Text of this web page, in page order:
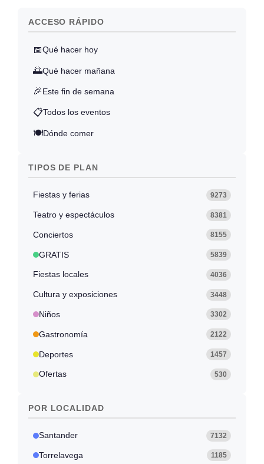
ACCESO RÁPIDO
📅Qué hacer hoy
🌅Qué hacer mañana
🎉Este fin de semana
📋Todos los eventos
🍽️Dónde comer
TIPOS DE PLAN
Fiestas y ferias 9273
Teatro y espectáculos 8381
Conciertos 8155
GRATIS 5839
Fiestas locales 4036
Cultura y exposiciones 3448
Niños 3302
Gastronomía 2122
Deportes 1457
Ofertas 530
POR LOCALIDAD
Santander 7132
Torrelavega 1185